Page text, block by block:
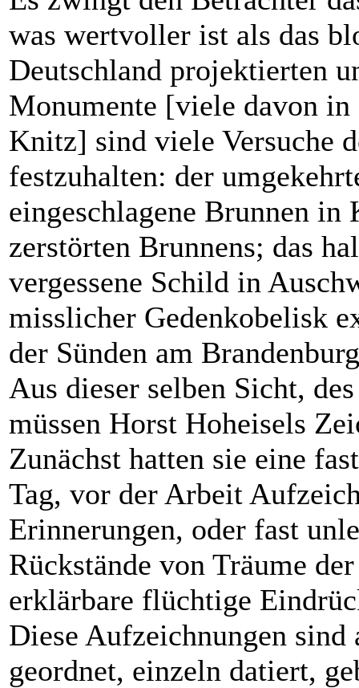
was wertvoller ist als das
Deutschland projektierten
Monumente [viele davon
Knitz] sind viele Versuche
festzuhalten: der
eingeschlagene Brunnen in
zerstörten Brunnens; das
vergessene Schild in
misslicher Gedenkobelisk
der Sünden am
Aus dieser selben Sicht,
müssen Horst Hoheisels
Zunächst hatten sie eine
Tag, vor der Arbeit
Erinnerungen, oder fast
Rückstände von Träume
erklärbare flüchtige
Diese Aufzeichnungen
geordnet, einzeln datiert,